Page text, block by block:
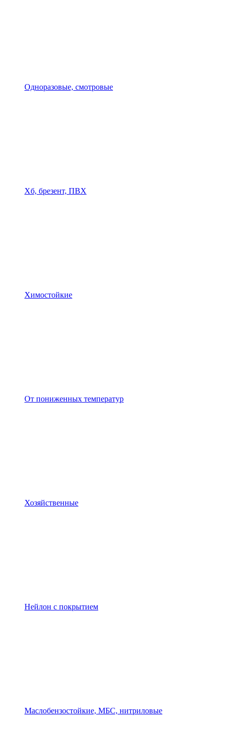
Одноразовые, смотровые
Хб, брезент, ПВХ
Химостойкие
От пониженных температур
Хозяйственные
Нейлон с покрытием
Маслобензостойкие, МБС, нитриловые